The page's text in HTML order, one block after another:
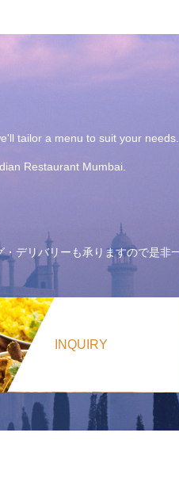
tailor a menu to suit your needs.
Restaurant Mumbai.
デリバリーも承りますので是非
INQUIRY